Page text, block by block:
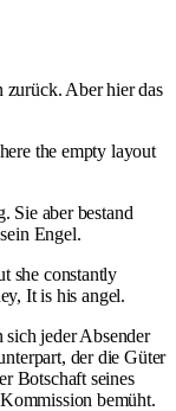
zurück. Aber hier das
the empty layout
Sie aber bestand
Engel.
she constantly
It is his angel.
sich jeder Absender
der die Güter
Botschaft seines
bemüht.